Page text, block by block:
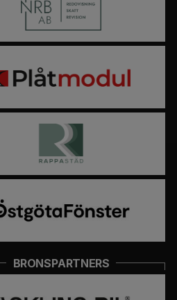
BRONSPARTNERS